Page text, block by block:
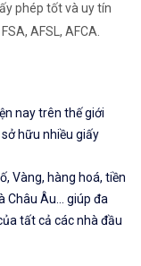
phép tốt và uy tín
AFSL, AFCA.
nay trên thế giới
hữu nhiều giấy
Vàng, hàng hoá, tiền
Châu Âu... giúp đa
tất cả các nhà đầu